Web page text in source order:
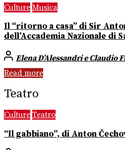
Culture Musica
Il “ritorno a casa” di Sir
dell’Accademia Nazionale di
Elena D’Alessandri e Claudio
Read more
Teatro
Culture Teatro
“Il gabbiano”, di Anton